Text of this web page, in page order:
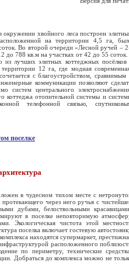
хвойного леса построен
на территории 4,5 га,
Во второй очереди «Лесной ручей –
до 788 кв.м на участках от 42 до 55 соток.
лучших элитных коттеджных посёлков
12 га, где модная
с благоустройством, сравнимым
коммуникации позволяют
систем центрального
коттеджа отопительной системы и
телефонной связью,
поселке
в чудесном тихом месте с
через него ручья с
дубами, белоствольными
в поселке неповторимую
Экологическая чистота этой
поселка включает гостевую
находятся супермаркет,
расположенного
по периметру, технические средства,
Добраться до комплекса можно не